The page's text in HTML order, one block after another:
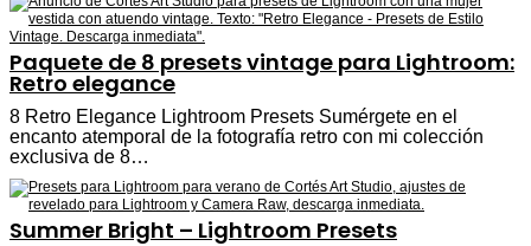
Paquete de 8 presets vintage para Lightroom:
Retro elegance
8 Retro Elegance Lightroom Presets Sumérgete en el
encanto atemporal de la fotografía retro con mi colección
exclusiva de 8…
Summer Bright – Lightroom Presets